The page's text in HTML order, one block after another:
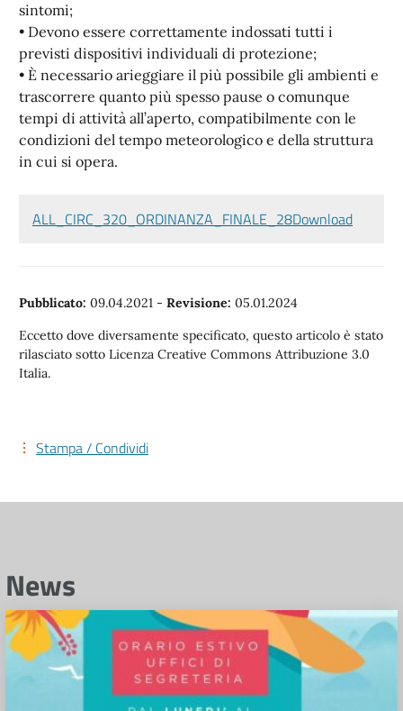
sintomi;
• Devono essere correttamente indossati tutti i
previsti dispositivi individuali di protezione;
• È necessario arieggiare il più possibile gli ambienti e
trascorrere quanto più spesso pause o comunque
tempi di attività all’aperto, compatibilmente con le
condizioni del tempo meteorologico e della struttura
in cui si opera.
ALL_CIRC_320_ORDINANZA_FINALE_28Download
Pubblicato: 09.04.2021 - Revisione: 05.01.2024
Eccetto dove diversamente specificato, questo articolo è stato
rilasciato sotto Licenza Creative Commons Attribuzione 3.0
Italia.
Stampa / Condividi
News